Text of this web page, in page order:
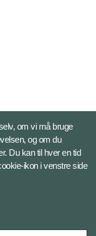
om vi må bruge
og om du
Du kan til hver en tid
ikon i venstre side